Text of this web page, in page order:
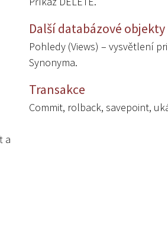
a
Další databázové objekty
Pohledy (Views) – vysvětlení
Synonyma.
Transakce
Commit, rolback, savepoint,